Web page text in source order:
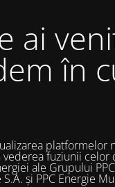
ai
în
platformelor
vederea fuziunii celor
ale Grupului
S.A. și PPC Energie